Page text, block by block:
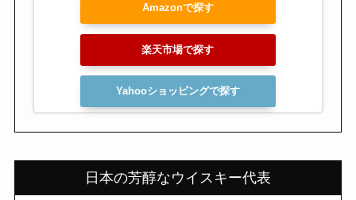
Amazonで探す
楽天市場で探す
Yahooショッピングで探す
日本の芳醇なウイスキー代表